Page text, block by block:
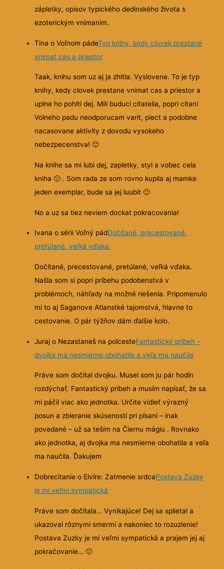
zápletky, opisov typického dedinského života s
ezoterickým vnímaním.
Tina o Voľnom pádeTyp knihy, kedy clovek prestane
vnimat cas a priestor
Taak, knihu som uz aj ja zhltla. Vyslovene. To je typ
knihy, kedy clovek prestane vnimat cas a priestor a
uplne ho pohlti dej. Mili buduci citatelia, popri citani
Volneho padu neodporucam varit, piect a podobne
nacasovane aktivity z dovodu vysokeho
nebezpecenstva!🙂
Na knihe sa mi lubi dej, zapletky, styl a vobec cela
kniha🙂 . Som rada ze som rovno kupila aj mamke
jeden exemplar, bude sa jej luubit🙂
No a uz sa tiez neviem dockat pokracovania!
Ivana o sérii Voľný pádDočítané, precestované,
pretúlané, veľká vďaka.
Dočítané, precestované, pretúlané, veľká vďaka.
Našla som si popri príbehu podobenstvá v
problémoch, náhľady na možné riešenia. Pripomenulo
mi to aj Saganove Atlanstké tajomstvá, hlavne to
cestovanie. O pár týžňov dám ďalšie kolo.
Juraj o Nezastaneš na polcesteFantastický príbeh -
dvojka ma nesmierne obohatila a veľa ma naučila
Práve som dočítal dvojku. Musel som ju pár hodín
rozdýchať. Fantastický príbeh a musím napísať, že sa
mi páčil viac ako jednotka. Určite vidieť výrazný
posun a zbieranie skúseností pri písaní – inak
povedané – už sa teším na Čiernu mágiu . Rovnako
ako jednotka, aj dvojka ma nesmierne obohatila a veľa
ma naučila. Ďakujem
Dobrecitanie o Elvíre: Zatmenie srdcaPostava Zuzky
je mi veľmi sympatická
Práve som dočítala… Vynikajúce! Dej sa splietal a
ukazoval rôznymi smermi a nakoniec to rozuzlenie!
Postava Zuzky je mi veľmi sympatická a prajem jej aj
pokračovanie…🙂